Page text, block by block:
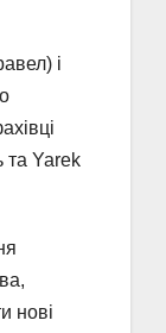
і
та Yarek
нові